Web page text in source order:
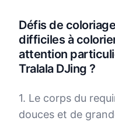
Défis de
difficiles à
attention
Tralala DJing ?
1. Le corps du
douces et de